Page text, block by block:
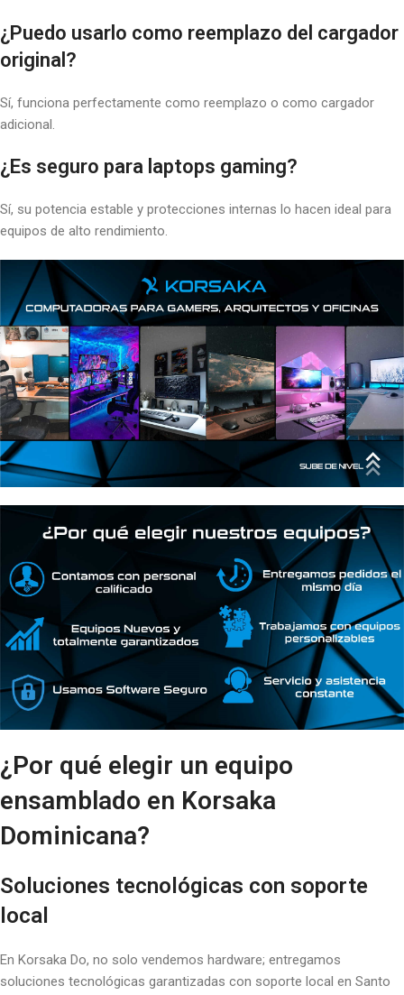
¿Puedo usarlo como reemplazo del cargador
original?
Sí, funciona perfectamente como reemplazo o como cargador
adicional.
¿Es seguro para laptops gaming?
Sí, su potencia estable y protecciones internas lo hacen ideal para
equipos de alto rendimiento.
¿Por qué elegir un equipo
ensamblado en Korsaka
Dominicana?
Soluciones tecnológicas con soporte
local
En Korsaka Do, no solo vendemos hardware; entregamos
soluciones tecnológicas garantizadas con soporte local en Santo